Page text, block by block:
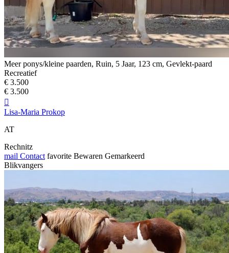
Meer ponys/kleine paarden, Ruin, 5 Jaar, 123 cm, Gevlekt-paard
Recreatief
€ 3.500
€ 3.500

Lisa-Maria Prokop
AT
Rechnitz
mail Contact favorite Bewaren Gemarkeerd
Blikvangers